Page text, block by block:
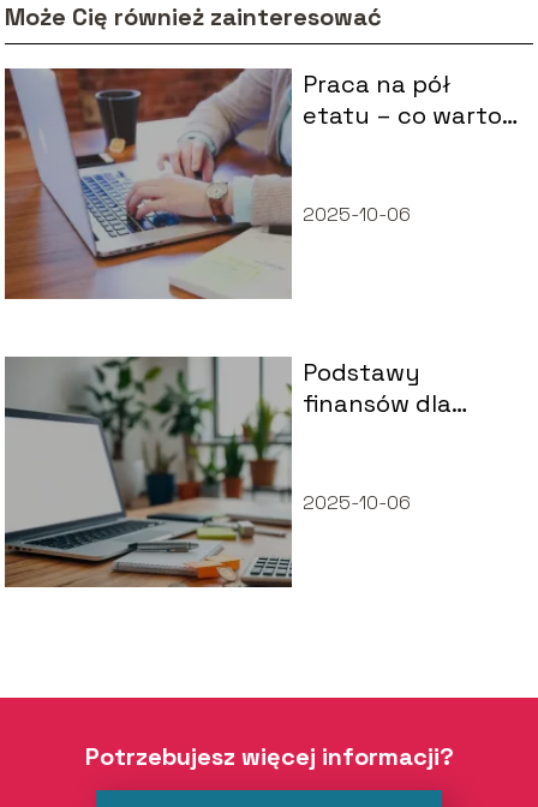
Może Cię również zainteresować
Praca na pół
etatu – co warto
2025-10-06
Podstawy
finansów dla
zarządzać firmą?
2025-10-06
Potrzebujesz więcej informacji?